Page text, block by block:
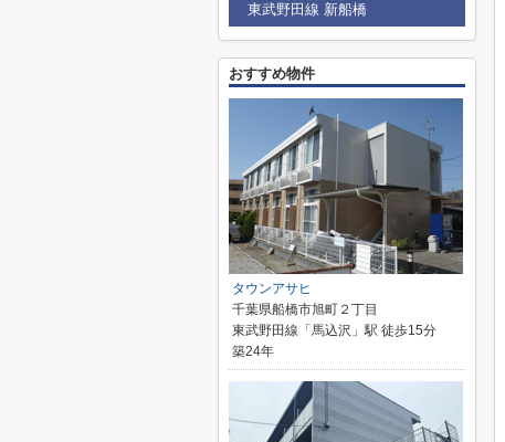
東武野田線 新船橋
おすすめ物件
タウンアサヒ
千葉県船橋市旭町２丁目
東武野田線「馬込沢」駅 徒歩15分
築24年